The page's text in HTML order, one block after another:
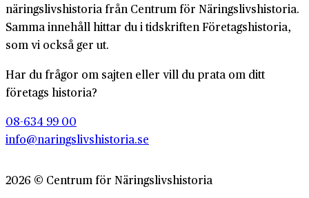
näringslivshistoria från Centrum för Näringslivshistoria.
Samma innehåll hittar du i tidskriften Företagshistoria,
som vi också ger ut.
Har du frågor om sajten eller vill du prata om ditt
företags historia?
08-634 99 00
info@naringslivshistoria.se
2026 © Centrum för Näringslivshistoria